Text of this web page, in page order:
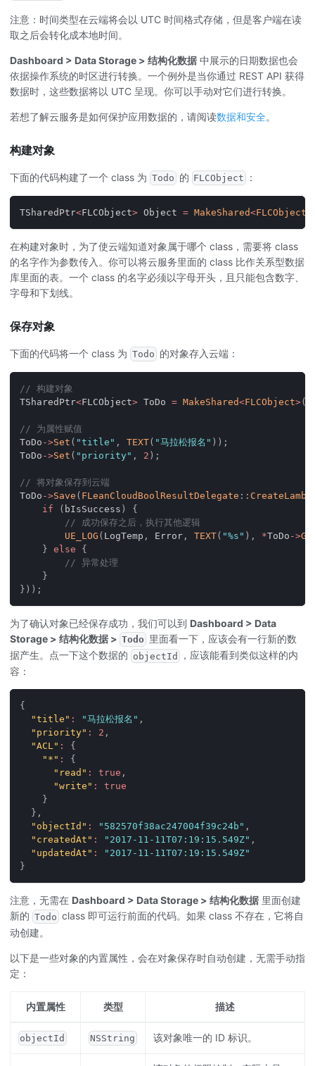
注意：时间类型在云端将会以 UTC 时间格式存储，但是客户端在读
取之后会转化成本地时间。
Dashboard > Data Storage > 结构化数据 中展示的日期数据也会
依据操作系统的时区进行转换。一个例外是当你通过 REST API 获得
数据时，这些数据将以 UTC 呈现。你可以手动对它们进行转换。
若想了解云服务是如何保护应用数据的，请阅读数据和安全。
构建对象
下面的代码构建了一个 class 为 Todo 的 FLCObject ：
TSharedPtr<FLCObject> Object = MakeShared<FLCObject
在构建对象时，为了使云端知道对象属于哪个 class，需要将 class
的名字作为参数传入。你可以将云服务里面的 class 比作关系型数据
库里面的表。一个 class 的名字必须以字母开头，且只能包含数字、
字母和下划线。
保存对象
下面的代码将一个 class 为 Todo 的对象存入云端：
// 构建对象
TSharedPtr<FLCObject> ToDo = MakeShared<FLCObject>(
// 为属性赋值
ToDo ->Set ( "title" , TEXT( "马拉松报名" ) ) ;
ToDo ->Set ( "priority" , 2 ) ;
// 将对象保存到云端
ToDo ->Save ( FLeanCloudBoolResultDelegate ::
if
( bIsSuccess )
{
// 成功保存之后，执行其他逻辑
UE_LOG ( LogTemp , Error , TEXT( "%s" ) , *ToDo ->
} else
{
// 异常处理
}
} ) ) ;
为了确认对象已经保存成功，我们可以到 Dashboard > Data
Storage > 结构化数据 > Todo 里面看一下，应该会有一行新的数
据产生。点一下这个数据的 objectId ，应该能看到类似这样的内
容：
{
"title" : "马拉松报名" ,
"priority" : 2 ,
"ACL" :
{
"*" :
{
"read" : true ,
"write" :
true
}
} ,
"objectId" : "582570f38ac247004f39c24b" ,
"createdAt" : "2017-11-11T07:19:15.549Z" ,
"updatedAt" :
"2017-11-11T07:19:15.549Z"
}
注意，无需在 Dashboard > Data Storage > 结构化数据 里面创建
新的 Todo class 即可运行前面的代码。如果 class 不存在，它将自
动创建。
以下是一些对象的内置属性，会在对象保存时自动创建，无需手动指
定：
内置属性 类型 描述
objectId NSString 该对象唯一的 ID 标识。